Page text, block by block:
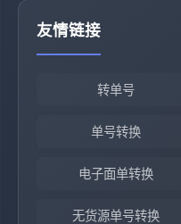
友情链接
转单号
单号转换
电子面单转换
无货源单号转换